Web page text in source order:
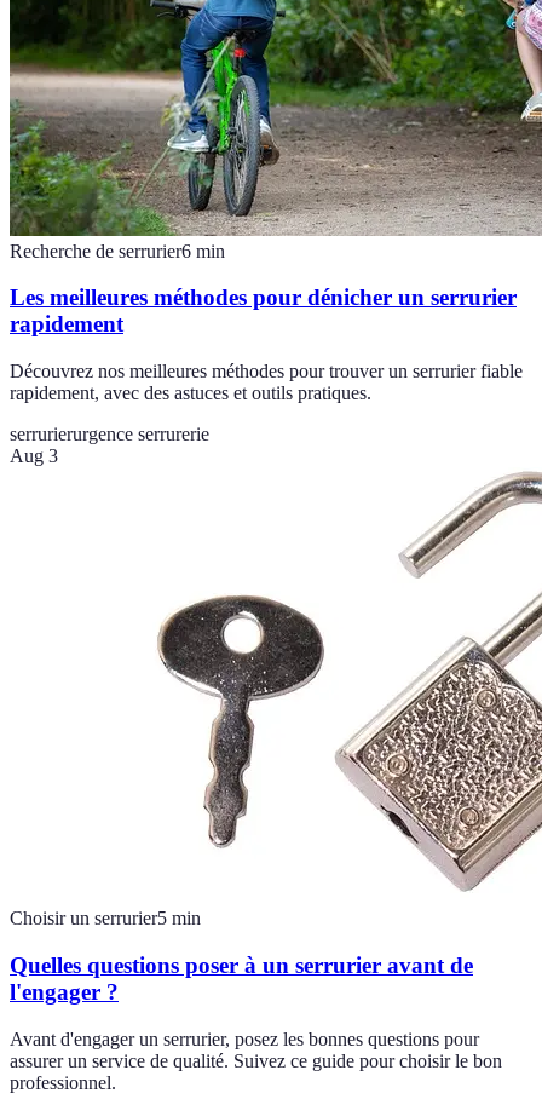
Recherche de serrurier6 min
Les meilleures méthodes pour dénicher un serrurier
rapidement
Découvrez nos meilleures méthodes pour trouver un serrurier fiable
rapidement, avec des astuces et outils pratiques.
serrurierurgence serrurerie
Aug 3
Choisir un serrurier5 min
Quelles questions poser à un serrurier avant de
l'engager ?
Avant d'engager un serrurier, posez les bonnes questions pour
assurer un service de qualité. Suivez ce guide pour choisir le bon
professionnel.